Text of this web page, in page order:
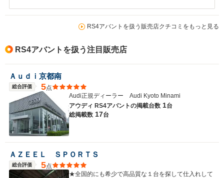
RS4アバントを扱う販売店クチコミをもっと見る
RS4アバントを扱う注目販売店
Ａｕｄｉ京都南
総合評価 5点
Audi正規ディーラー Audi Kyoto Minami
アウディ RS4アバントの掲載台数 1台
総掲載数 17台
ＡＺＥＥＬ ＳＰＯＲＴＳ
総合評価 5点
★全国的にも希少で高品質な１台を探して仕入れして